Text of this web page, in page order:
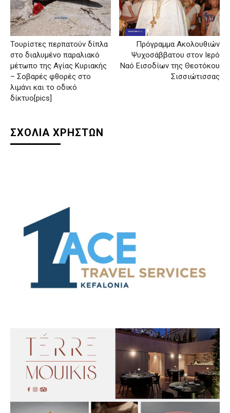
Τουρίστες περπατούν δίπλα
στο διαλυμένο παραλιακό
μέτωπο της Αγίας Κυριακής
– Σοβαρές φθορές στο
λιμάνι και το οδικό
δίκτυο[pics]
Πρόγραμμα Ακολουθιών
Ψυχοσάββατου στον Ιερό
Ναό Εισοδίων της Θεοτόκου
Σισσιώτισσας
ΣΧΟΛΙΑ ΧΡΗΣΤΩΝ